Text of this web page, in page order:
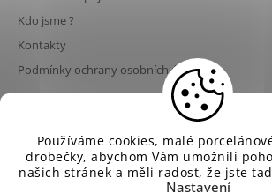
Používáme cookies, malé
drobečky, abychom Vám umožnili
našich stránek a měli radost, že jste
Nastavení
💡 Poslední šance nakoupit svítidla
současné ceny! Od 1. 9. 2026 dojde ke
svítidel Aldo Bernardi až o 10 % v
rostoucích cen materiálů, energií,
Kdo jsme ?
Kontakty
Podmínky ochrany osobních údajů
© 2026 NeNo design. Všechna práva vyhrazena.
Upravit nastavení cookies